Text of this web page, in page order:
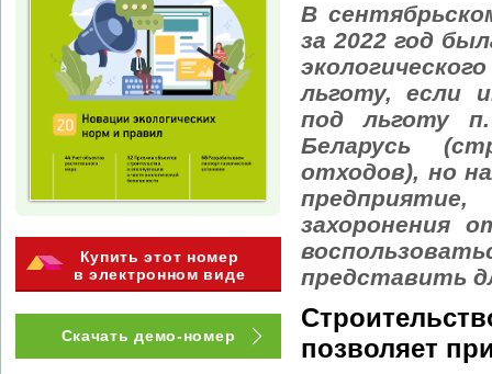
Купить этот номер
в электронном виде
Скачать демо-номер
В
за 2022 год
льготу, если
под льготу
Беларусь
отходов), но
захоронения
представить
позволяет